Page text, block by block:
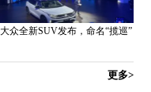
众全新SUV发布，命名“揽巡”
更多>